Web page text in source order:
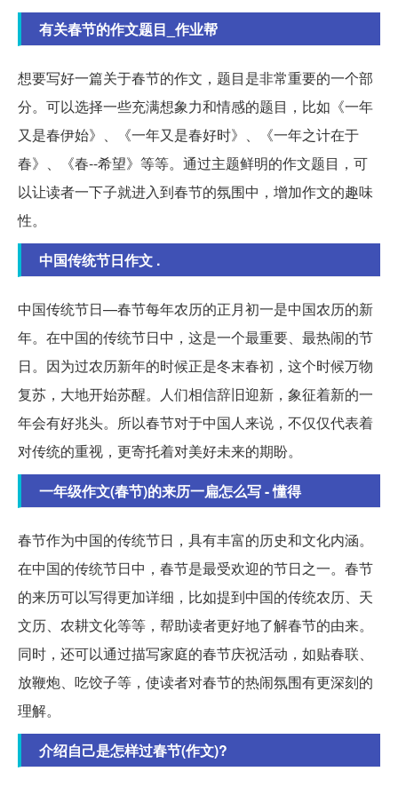
有关春节的作文题目_作业帮
想要写好一篇关于春节的作文，题目是非常重要的一个部
分。可以选择一些充满想象力和情感的题目，比如《一年
又是春伊始》、《一年又是春好时》、《一年之计在于
春》、《春--希望》等等。通过主题鲜明的作文题目，可
以让读者一下子就进入到春节的氛围中，增加作文的趣味
性。
中国传统节日作文 .
中国传统节日—春节每年农历的正月初一是中国农历的新
年。在中国的传统节日中，这是一个最重要、最热闹的节
日。因为过农历新年的时候正是冬末春初，这个时候万物
复苏，大地开始苏醒。人们相信辞旧迎新，象征着新的一
年会有好兆头。所以春节对于中国人来说，不仅仅代表着
对传统的重视，更寄托着对美好未来的期盼。
一年级作文(春节)的来历一扁怎么写 - 懂得
春节作为中国的传统节日，具有丰富的历史和文化内涵。
在中国的传统节日中，春节是最受欢迎的节日之一。春节
的来历可以写得更加详细，比如提到中国的传统农历、天
文历、农耕文化等等，帮助读者更好地了解春节的由来。
同时，还可以通过描写家庭的春节庆祝活动，如贴春联、
放鞭炮、吃饺子等，使读者对春节的热闹氛围有更深刻的
理解。
介绍自己是怎样过春节(作文)?